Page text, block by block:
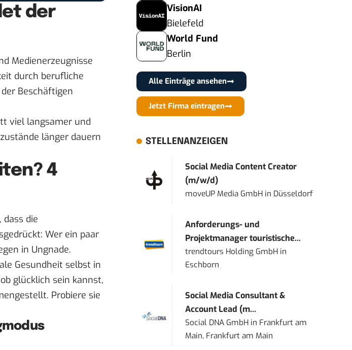
der
Medienerzeugnisse
durch berufliche
Beschäftigen
viel langsamer und
länger dauern
4
die
Wer ein paar
in Ungnade.
Gesundheit selbst in
glücklich sein kannst,
Probiere sie
VisionAI
Bielefeld
World Fund
Berlin
Alle Einträge ansehen
Jetzt Firma eintragen
STELLENANZEIGEN
Social Media Content Creator
(m/w/d)
moveUP Media GmbH in Düsseldorf
Anforderungs- und
Projektmanager touristische...
trendtours Holding GmbH in
Eschborn
Social Media Consultant &
Account Lead (m...
Social DNA GmbH in Frankfurt am
Main, Frankfurt am Main